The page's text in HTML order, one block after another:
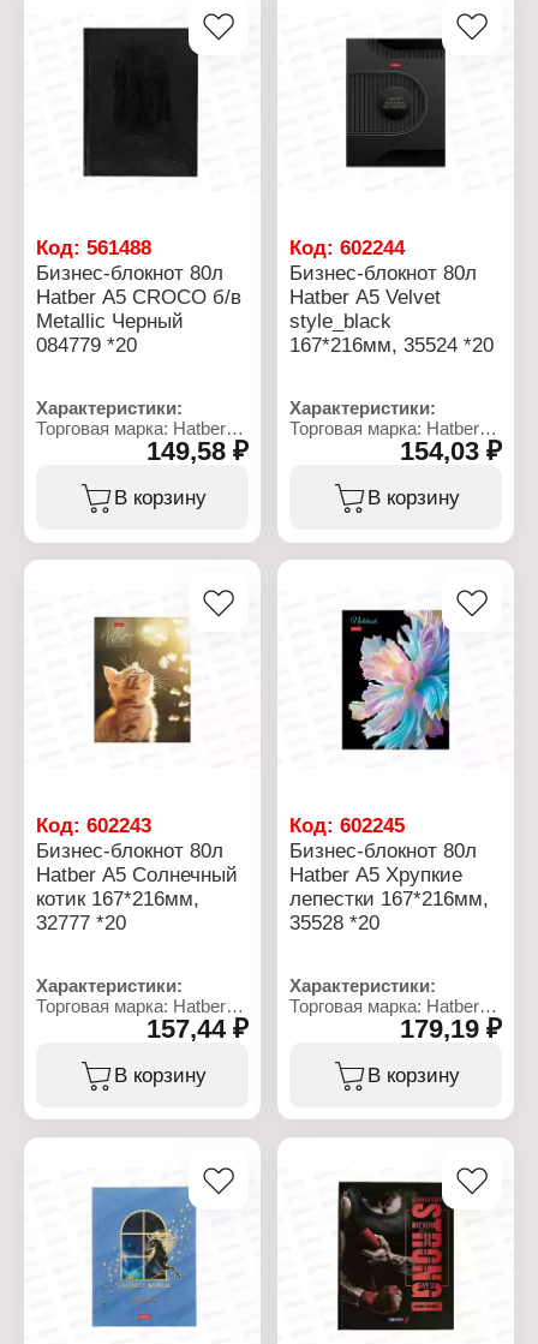
Плотность бумаги: 60 г/
Тип скрепления: твердый
цветный офсет
матовая ламинация, 3D
Тип скрепления: твердый
переплет
Эффекты обложки:
матовая ламинация
Вид блока: 5-ти цветный
Линовка: клетка
Плотность бумаги: 60 г/
Код: 561488
Бизнес-блокнот 80л
Hatber А5 CROCO б/в
Metallic Черный
084779 *20
Характеристики:
Торговая марка: Hatber
Артикул: 84779
Тип товара: Блокнот
Вариация: бизнес -
Количество листов: 80 л
Материал обложки:
бумвинил
Цвет обложки: черный
Вид блока: 5-ти цветный
Тип скрепления: твердый
переплет
Эффекты на обложке:
г/кв.м
149,58 ₽
В корзину
Код:602244
Бизнес-блокнот 80л
Hatber А5 Velvet
style_black
167*216мм, 35524 *20
Характеристики:
Торговая марка: Hatber
Артикул: 93815
Тип товара: Блокнот
Вариация: бизнес -
блокнот
Количество листов: 80 л
Линовка: клетка
Вид блока: 5-ти цветный
Тип скрепления: твердый
переплет
Материал блока: офсет
Эффекты обложки:
глянцевая ламинация
Плотность бумаги: 60 г/
154,03 ₽
В корзину
Код: 602243
Бизнес-блокнот 80л
Hatber А5 Солнечный
котик 167*216мм,
32777 *20
Характеристики:
Торговая марка: Hatber
Артикул: 93813
Тип товара: Блокнот
Вариация: бизнес -
блокнот
Количество листов: 80 л
Линовка: клетка
Вид блока: 5-ти цветный
Тип скрепления: твердый
Материал блока: офсет
Эффекты обложки:
глянцевая ламинация
Плотность бумаги: 60 г/
157,44 ₽
В корзину
Код:602245
Бизнес-блокнот 80л
Hatber А5 Хрупкие
лепестки 167*216мм,
35528 *20
Характеристики:
Торговая марка: Hatber
Артикул: 93819
Тип товара: Блокнот
Вариация: бизнес -
блокнот
Количество листов: 80 л
Линовка: клетка
Вид блока: 5-ти цветный
Тип скрепления: твердый
переплет
Материал блока: офсет
Эффекты обложки:
матовая ламинация, 3D
179,19 ₽
В корзину